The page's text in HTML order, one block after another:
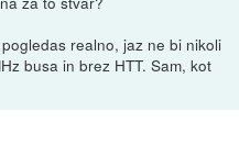
realno, jaz ne bi nikoli
busa in brez HTT. Sam, kot